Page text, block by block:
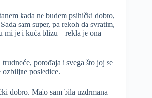
kada ne budem psihički dobro,
sam super, pa rekoh da svratim,
mi je i kuća blizu – rekla je ona
porođaja i svega što joj se
ozbiljne posledice.
dobro. Malo sam bila uzdrmana